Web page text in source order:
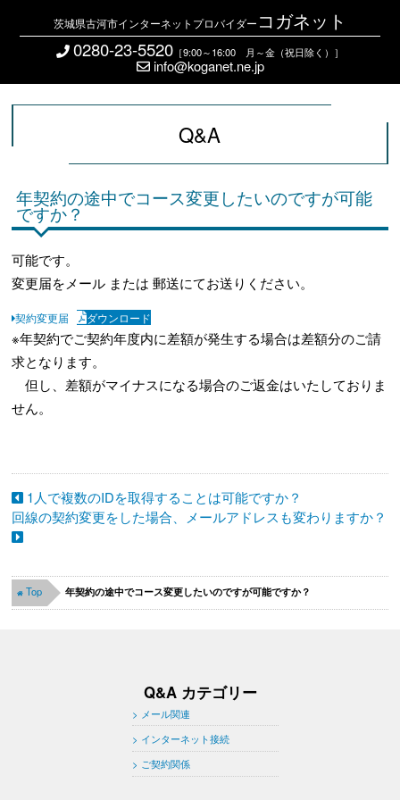
茨城県古河市インターネットプロバイダー コガネット
0280-23-5520 ［9:00～16:00 月～金（祝日除く）］
info@koganet.ne.jp
Q&A
年契約の途中でコース変更したいのですが可能
ですか？
可能です。
変更届をメール または 郵送にてお送りください。
契約変更届 ダウンロード
※年契約でご契約年度内に差額が発生する場合は差額分のご請
求となります。
但し、差額がマイナスになる場合のご返金はいたしておりま
せん。
1人で複数のIDを取得することは可能ですか？
回線の契約変更をした場合、メールアドレスも変わりますか？
Top 年契約の途中でコース変更したいのですが可能ですか？
Q&A カテゴリー
メール関連
インターネット接続
ご契約関係